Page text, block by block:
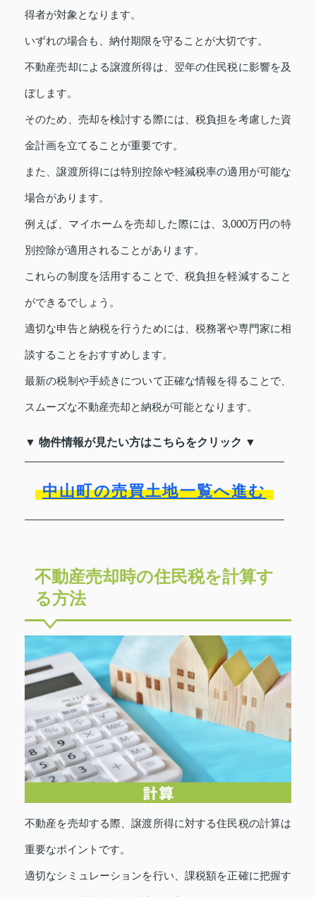
得者が対象となります。
いずれの場合も、納付期限を守ることが大切です。
不動産売却による譲渡所得は、翌年の住民税に影響を及
ぼします。
そのため、売却を検討する際には、税負担を考慮した資
金計画を立てることが重要です。
また、譲渡所得には特別控除や軽減税率の適用が可能な
場合があります。
例えば、マイホームを売却した際には、3,000万円の特
別控除が適用されることがあります。
これらの制度を活用することで、税負担を軽減すること
ができるでしょう。
適切な申告と納税を行うためには、税務署や専門家に相
談することをおすすめします。
最新の税制や手続きについて正確な情報を得ることで、
スムーズな不動産売却と納税が可能となります。
▼ 物件情報が見たい方はこちらをクリック ▼
中山町の売買土地一覧へ進む
不動産売却時の住民税を計算す
る方法
不動産を売却する際、譲渡所得に対する住民税の計算は
重要なポイントです。
適切なシミュレーションを行い、課税額を正確に把握す